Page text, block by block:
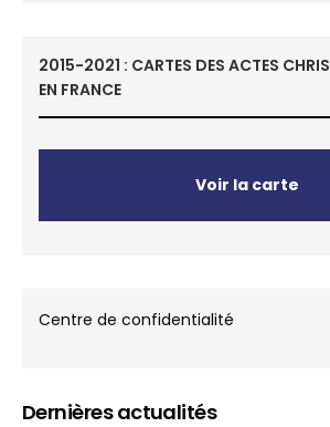
2015-2021 : CARTES DES ACTES
EN FRANCE
Voir la carte
Centre de confidentialité
Dernières actualités